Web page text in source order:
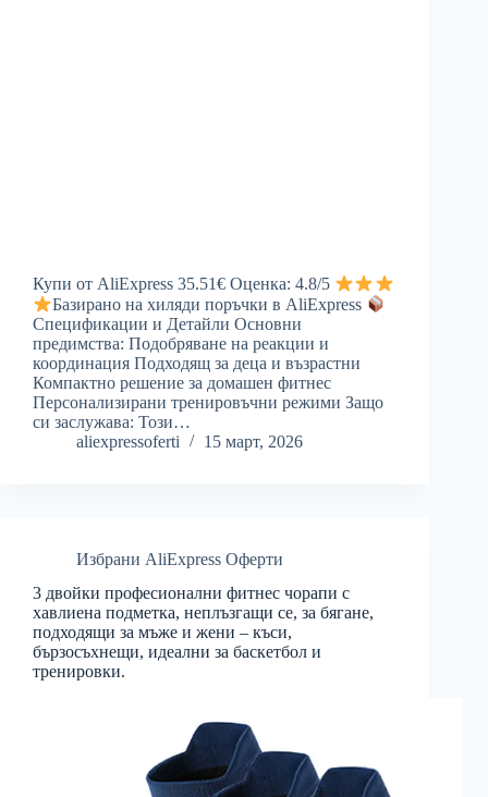
Купи от AliExpress 35.51€ Оценка: 4.8/5
Базирано на хиляди поръчки в AliExpress
Спецификации и Детайли Основни
предимства: Подобряване на реакции и
координация Подходящ за деца и възрастни
Компактно решение за домашен фитнес
Персонализирани тренировъчни режими Защо
си заслужава: Този…
aliexpressoferti
15 март, 2026
Избрани AliExpress Оферти
3 двойки професионални фитнес чорапи с
хавлиена подметка, неплъзгащи се, за бягане,
подходящи за мъже и жени – къси,
бързосъхнещи, идеални за баскетбол и
тренировки.